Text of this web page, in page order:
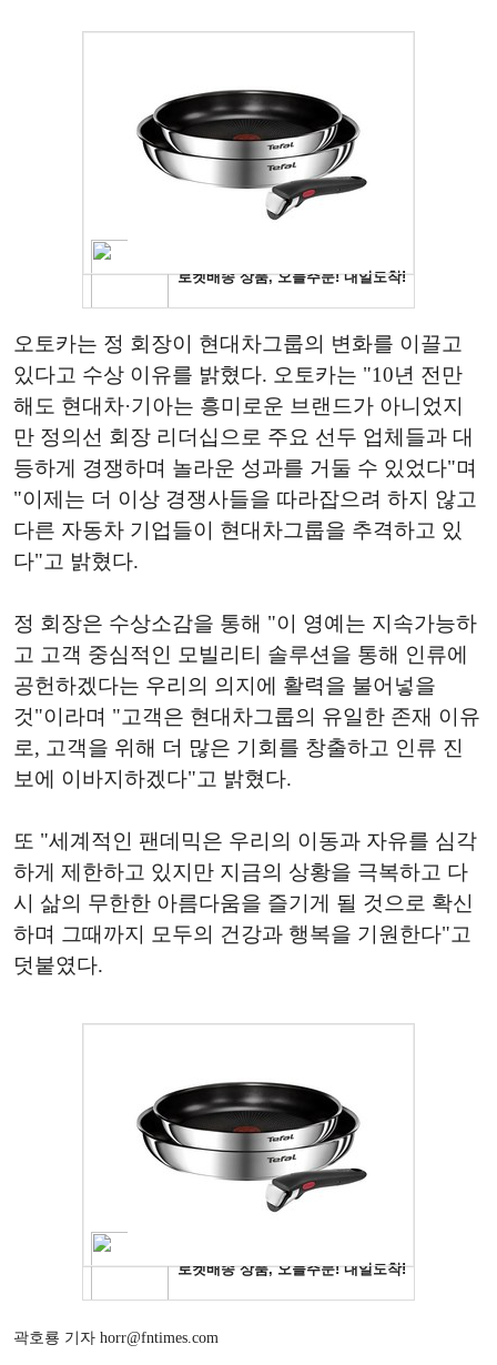
오토카는 정 회장이 현대차그룹의 변화를 이끌고
있다고 수상 이유를 밝혔다. 오토카는 "10년 전만
해도 현대차·기아는 흥미로운 브랜드가 아니었지
만 정의선 회장 리더십으로 주요 선두 업체들과 대
등하게 경쟁하며 놀라운 성과를 거둘 수 있었다"며
"이제는 더 이상 경쟁사들을 따라잡으려 하지 않고
다른 자동차 기업들이 현대차그룹을 추격하고 있
다"고 밝혔다.
정 회장은 수상소감을 통해 "이 영예는 지속가능하
고 고객 중심적인 모빌리티 솔루션을 통해 인류에
공헌하겠다는 우리의 의지에 활력을 불어넣을
것"이라며 "고객은 현대차그룹의 유일한 존재 이유
로, 고객을 위해 더 많은 기회를 창출하고 인류 진
보에 이바지하겠다"고 밝혔다.
또 "세계적인 팬데믹은 우리의 이동과 자유를 심각
하게 제한하고 있지만 지금의 상황을 극복하고 다
시 삶의 무한한 아름다움을 즐기게 될 것으로 확신
하며 그때까지 모두의 건강과 행복을 기원한다"고
덧붙였다.
곽호룡 기자 horr@fntimes.com